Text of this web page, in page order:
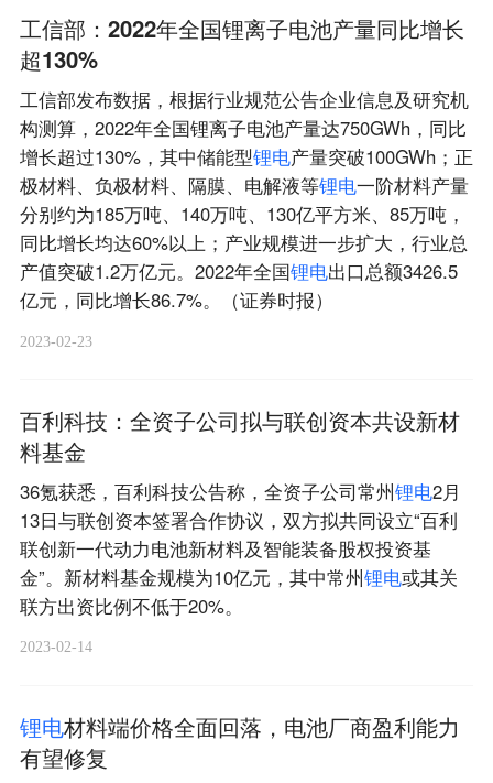
工信部：2022年全国锂离子电池产量同比增长
超130%
工信部发布数据，根据行业规范公告企业信息及研究机
构测算，2022年全国锂离子电池产量达750GWh，同比
增长超过130%，其中储能型锂电产量突破100GWh；正
极材料、负极材料、隔膜、电解液等锂电一阶材料产量
分别约为185万吨、140万吨、130亿平方米、85万吨，
同比增长均达60%以上；产业规模进一步扩大，行业总
产值突破1.2万亿元。2022年全国锂电出口总额3426.5
亿元，同比增长86.7%。（证券时报）
2023-02-23
​百利科技：全资子公司拟与联创资本共设新材
料基金
36氪获悉，百利科技公告称，全资子公司常州锂电2月
13日与联创资本签署合作协议，双方拟共同设立“百利
联创新一代动力电池新材料及智能装备股权投资基
金”。新材料基金规模为10亿元，其中常州锂电或其关
联方出资比例不低于20%。
2023-02-14
锂电材料端价格全面回落，电池厂商盈利能力
有望修复